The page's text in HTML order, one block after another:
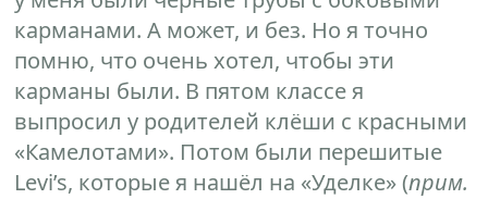
карманами. А может, и без. Но я точно
помню, что очень хотел, чтобы эти
карманы были. В пятом классе я
выпросил у родителей клёши с красными
«Камелотами». Потом были перешитые
Levi’s, которые я нашёл на «Уделке» (прим.